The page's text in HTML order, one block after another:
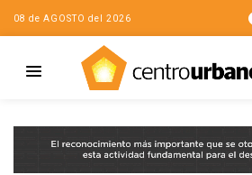
08 de AGOSTO del 2026